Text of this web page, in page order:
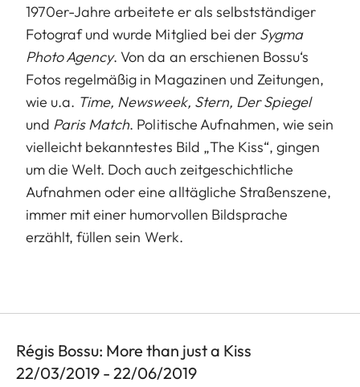
1970er-Jahre arbeitete er als selbstständiger
Fotograf und wurde Mitglied bei der Sygma
Photo Agency. Von da an erschienen Bossu‘s
Fotos regelmäßig in Magazinen und Zeitungen,
wie u.a. Time, Newsweek, Stern, Der Spiegel
und Paris Match. Politische Aufnahmen, wie sein
vielleicht bekanntestes Bild „The Kiss“, gingen
um die Welt. Doch auch zeitgeschichtliche
Aufnahmen oder eine alltägliche Straßenszene,
immer mit einer humorvollen Bildsprache
erzählt, füllen sein Werk.
Régis Bossu: More than just a Kiss
22/03/2019 - 22/06/2019